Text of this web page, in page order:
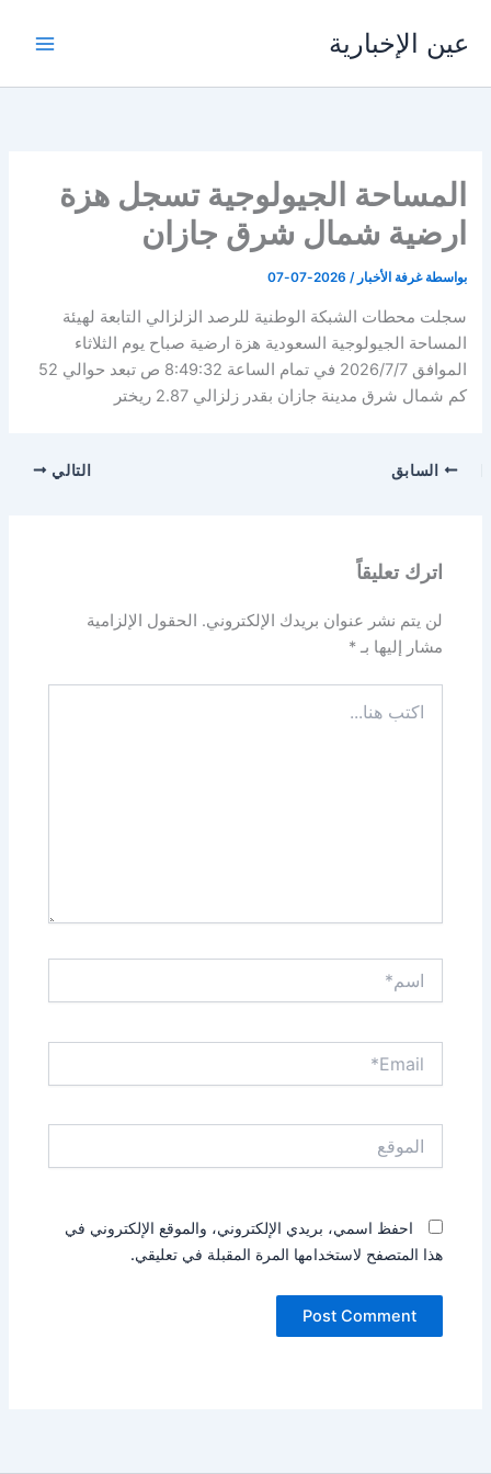
المحتوى
عين الإخبارية
المساحة الجيولوجية تسجل هزة
ارضية شمال شرق جازان
بواسطة غرفة الأخبار/
2026-07-07
سجلت محطات الشبكة الوطنية للرصد الزلزالي التابعة لهيئة
المساحة الجيولوجية السعودية هزة ارضية صباح يوم الثلاثاء
الموافق 2026/7/7 في تمام الساعة 8:49:32 ص تبعد حوالي 52
كم شمال شرق مدينة جازان بقدر زلزالي 2.87 ريختر
السابق التالي
اترك تعليقاً
لن يتم نشر عنوان بريدك الإلكتروني.
الحقول الإلزامية
مشار إليها بـ*
هنا...
احفظ اسمي، بريدي الإلكتروني، والموقع الإلكتروني في
هذا المتصفح لاستخدامها المرة المقبلة في تعليقي.